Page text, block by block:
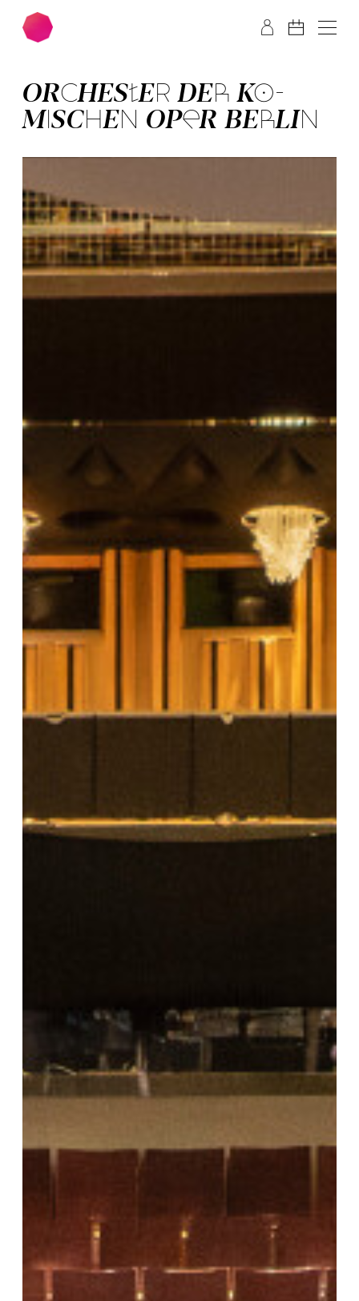
Zum Hauptinhalt springen Zum Footer springen
OR­CHES­TER­ DER­ KO­
MISCH­EN OPER BER­LIN